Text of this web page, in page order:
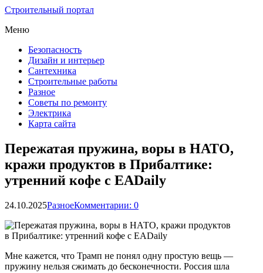
Строительный портал
Меню
Безопасность
Дизайн и интерьер
Сантехника
Строительные работы
Разное
Советы по ремонту
Электрика
Карта сайта
Пережатая пружина, воры в НАТО,
кражи продуктов в Прибалтике:
утренний кофе с EADaily
24.10.2025РазноеКомментарии: 0
Мне кажется, что Трамп не понял одну простую вещь —
пружину нельзя сжимать до бесконечности. Россия шла